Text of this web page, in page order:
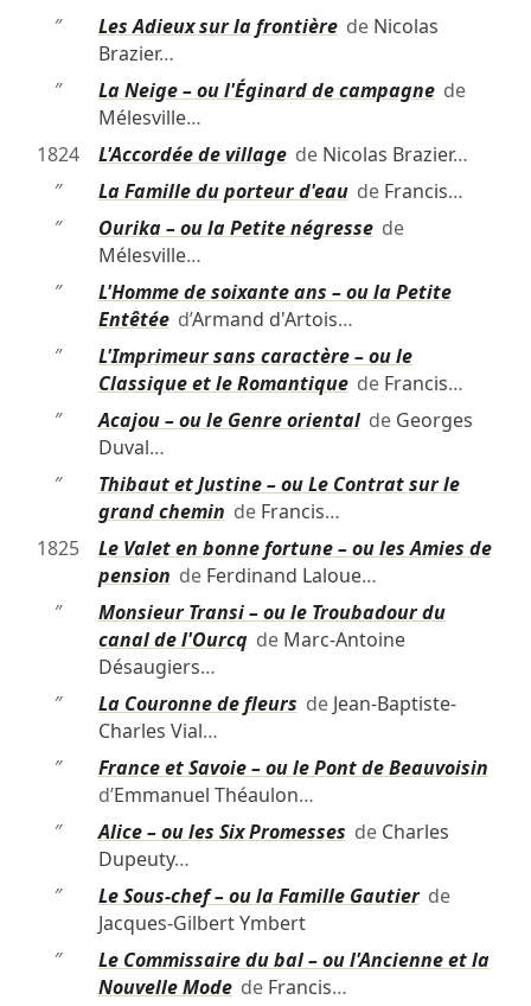
″
Les Adieux sur la frontièrede Nicolas
Brazier…
″
La Neige – ou l'Éginard de campagnede
Mélesville…
1824
L'Accordée de villagede Nicolas Brazier…
″
La Famille du porteur d'eaude Francis…
″
Ourika – ou la Petite négressede
Mélesville…
″
L'Homme de soixante ans – ou la Petite
Entêtéed’Armand d'Artois…
″
L'Imprimeur sans caractère – ou le
Classique et le Romantiquede Francis…
″
Acajou – ou le Genre orientalde Georges
Duval…
″
Thibaut et Justine – ou Le Contrat sur le
grand chemin de Francis…
1825
Le Valet en bonne fortune – ou les Amies de
pension de Ferdinand Laloue…
″
Monsieur Transi – ou le Troubadour du
canal de l'Ourcqde Marc-Antoine
Désaugiers…
″
La Couronne de fleurs de Jean-Baptiste-
Charles Vial…
″
France et Savoie – ou le Pont de Beauvoisin
d’Emmanuel Théaulon…
″
Alice – ou les Six Promesses de Charles
Dupeuty…
″
Le Sous-chef – ou la Famille Gautierde
Jacques-Gilbert Ymbert
″
Le Commissaire du bal – ou l'Ancienne et la
Nouvelle Modede Francis…